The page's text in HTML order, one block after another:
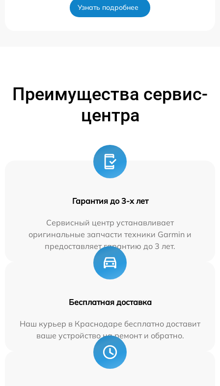
Узнать подробнее
Преимущества сервис-
центра
Гарантия до 3-х лет
Сервисный центр устанавливает
оригинальные запчасти техники Garmin и
предоставляет гарантию до 3 лет.
Бесплатная доставка
Наш курьер в Краснодаре бесплатно доставит
ваше устройство на ремонт и обратно.